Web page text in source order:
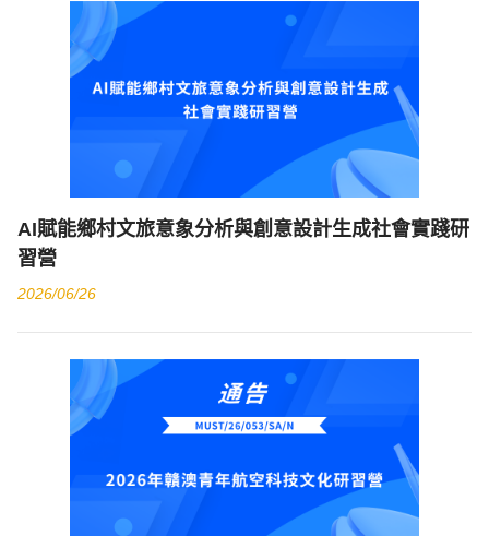
​AI賦能鄉村文旅意象分析與創意設計生成社會實踐研
習營
2026/06/26